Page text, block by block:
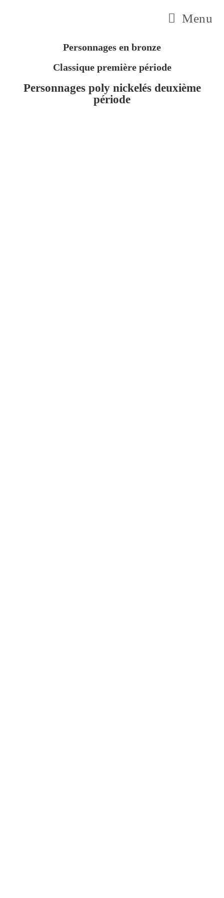
Menu
Personnages en bronze
Classique première période
Personnages poly nickelés deuxième
période